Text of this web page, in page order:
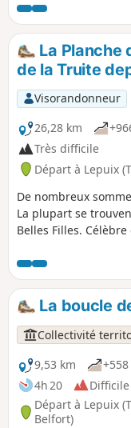
Rougerie pour
Servance.
Comtois : chiens
La Planche
de la Truite
Visorandonneur
26,28 km
Très difficile
Départ à Lepuix
De nombreux
La plupart se
Belles Filles.
elle peut aussi
ou depuis Lepuix.
cette randonnée.
couvert forestier
redescendre le long
le Saut de la Truite.
La boucle
Collectivité
9,53 km
4h 20
Difficile
Départ à Lepuix
Belfort)